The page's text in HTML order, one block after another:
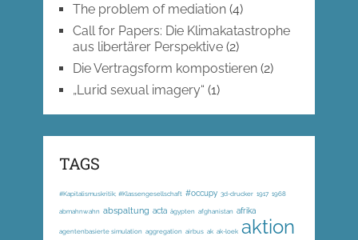
The problem of mediation(4)
Call for Papers: Die Klimakatastrophe
aus libertärer Perspektive(2)
Die Vertragsform kompostieren(2)
„Lurid sexual imagery“ (1)
TAGS
#Kapitalismuskritik; #Klassengesellschaft #occupy 3d-drucker 1917 1968
abmahnwahn abspaltung acta ägypten afghanistan afrika
agentenbasierte simulation aggregation airbus ak ak-loek aktion